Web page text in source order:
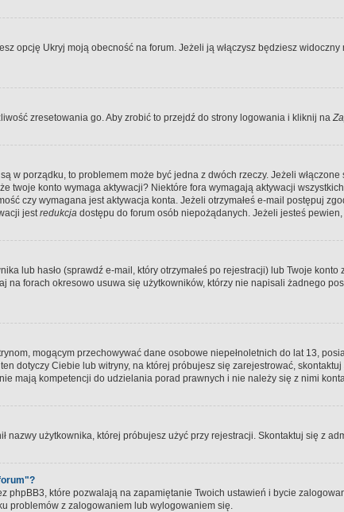
opcję Ukryj moją obecność na forum. Jeżeli ją włączysz będziesz
zresetowania go. Aby zrobić to przejdź do strony logowania i kliknij na
w porządku, to problemem może być jedna z dwóch rzeczy. Jeżeli włączone
twoje konto wymaga aktywacji? Niektóre fora wymagają aktywacji
czy wymagana jest aktywacja konta. Jeżeli otrzymałeś e-mail postępuj
jestredukcja dostępu do forum osób niepożądanych. Jeżeli jesteś
lub hasło (sprawdź e-mail, który otrzymałeś po rejestracji) lub Twoje
na forach okresowo usuwa się użytkowników, którzy nie napisali żadnego
mogącym przechowywać dane osobowe niepełnoletnich do lat 13,
dotyczy Ciebie lub witryny, na której próbujesz się zarejestrować,
mają kompetencji do udzielania porad prawnych i nie należy się z nimi
nazwy użytkownika, której próbujesz użyć przy rejestracji. Skontaktuj się z
phpBB3, które pozwalają na zapamiętanie Twoich ustawień i bycie
problemów z zalogowaniem lub wylogowaniem się.